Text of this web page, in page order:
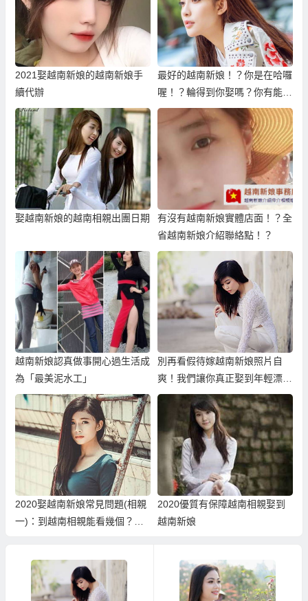
2021娶越南新娘的越南新娘手
續代辦
最好的越南新娘！？你是在哈囉
喔！？輪得到你娶嗎？你有能力
養嗎？
娶越南新娘的越南相親出團日期
有沒有越南新娘實體店面！？全
省越南新娘介紹聯絡點！？
越南新娘認真做事開心過生活成
為「最美泥水工」
別再看假待嫁越南新娘照片自
爽！我們讓你真正娶到年輕漂亮
的越南老婆！
2020娶越南新娘常見問題(相親
一)：到越南相親能看幾個？一
2020優質有保障越南相親娶到
越南新娘